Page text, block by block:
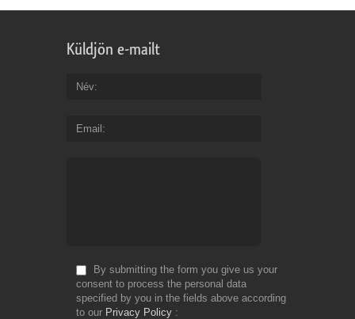
Küldjön e-mailt
Név
Email
By submitting the form you give us your
consent to process the personal data
specified by you in the fields above according
to our Privacy Policy